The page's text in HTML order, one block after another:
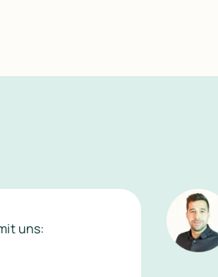
einfach wie noch nie
klicke Dokument erstellen –
uns: